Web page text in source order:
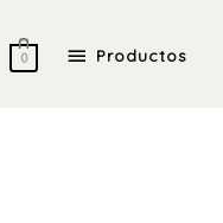
Productos
0